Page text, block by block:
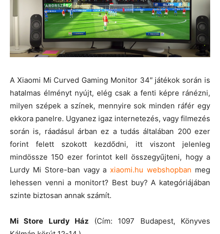
A Xiaomi Mi Curved Gaming Monitor 34″ játékok során is
hatalmas élményt nyújt, elég csak a fenti képre ránézni,
milyen szépek a színek, mennyire sok minden ráfér egy
ekkora panelre. Ugyanez igaz internetezés, vagy filmezés
során is, ráadásul árban ez a tudás általában 200 ezer
forint felett szokott kezdődni, itt viszont jelenleg
mindössze 150 ezer forintot kell összegyűjteni, hogy a
Lurdy Mi Store-ban vagy axiaomi.hu webshopban meg
lehessen venni a monitort? Best buy? A kategóriájában
szinte biztosan annak számít.
Mi Store Lurdy Ház (Cím: 1097 Budapest, Könyves